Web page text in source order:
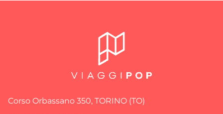
Corso Orbassano 350, TORINO (TO)